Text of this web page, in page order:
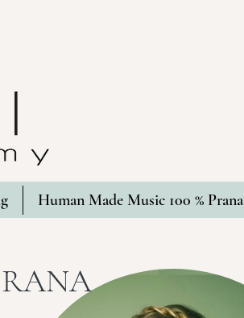
Human Made Music 100 % Prana